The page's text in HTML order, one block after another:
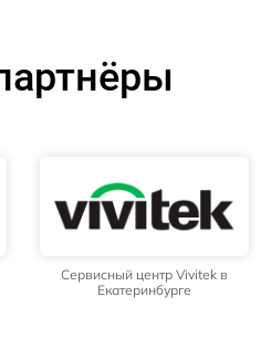
Сервисный центр Vivitek в
Екатеринбурге